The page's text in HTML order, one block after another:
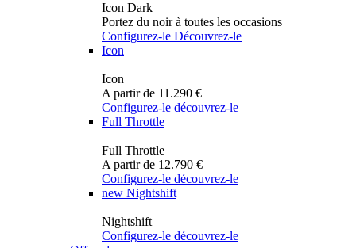
Icon Dark
Portez du noir à toutes les occasions
Configurez-le Découvrez-le
Icon
Icon
A partir de 11.290 €
Configurez-le découvrez-le
Full Throttle
Full Throttle
A partir de 12.790 €
Configurez-le découvrez-le
new Nightshift
Nightshift
Configurez-le découvrez-le